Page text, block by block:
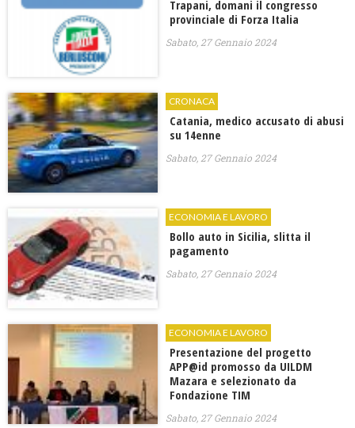
Trapani, domani il congresso
provinciale di Forza Italia
Sabato, 27 Gennaio 2024
CRONACA
Catania, medico accusato di abusi
su 14enne
Sabato, 27 Gennaio 2024
ECONOMIA E LAVORO
Bollo auto in Sicilia, slitta il
pagamento
Sabato, 27 Gennaio 2024
ECONOMIA E LAVORO
Presentazione del progetto
APP@id promosso da UILDM
Mazara e selezionato da
Fondazione TIM
Sabato, 27 Gennaio 2024